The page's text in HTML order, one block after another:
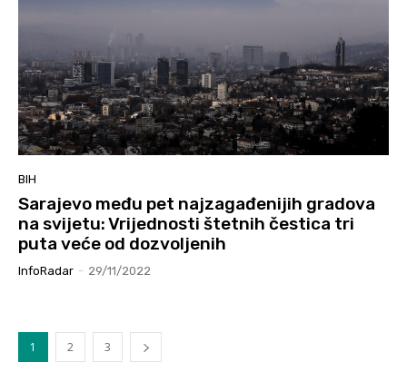
BIH
Sarajevo među pet najzagađenijih gradova
na svijetu: Vrijednosti štetnih čestica tri
puta veće od dozvoljenih
InfoRadar - 29/11/2022
1 2 3